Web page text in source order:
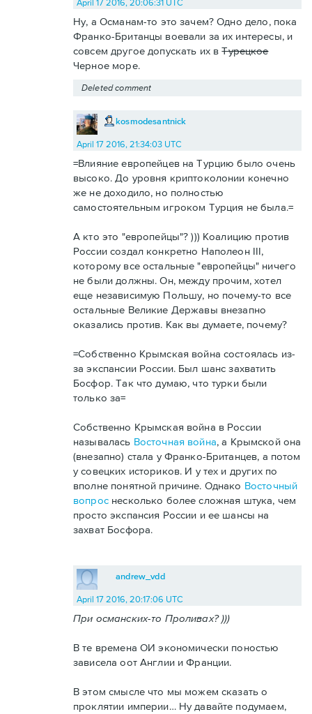
April 17 2016, 20:06:31 UTC
Ну, а Османам-то это зачем? Одно дело, пока
Франко-Британцы воевали за их интересы, и
совсем другое допускать их вТурецкое
Черное море.
Deleted comment
kosmodesantnick
April 17 2016, 21:34:03 UTC
=Влияние европейцев на Турцию было очень
высоко. До уровня криптоколонии конечно
же не доходило, но полностью
самостоятельным игроком Турция не была.=
А кто это "европейцы"? ))) Коалицию против
России создал конкретно Наполеон III,
которому все остальные "европейцы" ничего
не были должны. Он, между прочим, хотел
еще независимую Польшу, но почему-то все
остальные Великие Державы внезапно
оказались против. Как вы думаете, почему?
=Собственно Крымская война состоялась из-
за экспансии России. Был шанс захватить
Босфор. Так что думаю, что турки были
только за=
Собственно Крымская война в России
называлась Восточная война, а Крымской она
(внезапно) стала у Франко-Британцев, а потом
у совецких историков. И у тех и других по
вполне понятной причине. Однако Восточный
вопроснесколько более сложная штука, чем
просто экспансия России и ее шансы на
захват Босфора.
andrew_vdd
April 17 2016, 20:17:06 UTC
При османских-то Проливах? )))
В те времена ОИ экономически поностью
зависела оот Англии и Франции.
В этом смысле что мы можем сказать о
проклятии империи… Ну давайте подумаем,